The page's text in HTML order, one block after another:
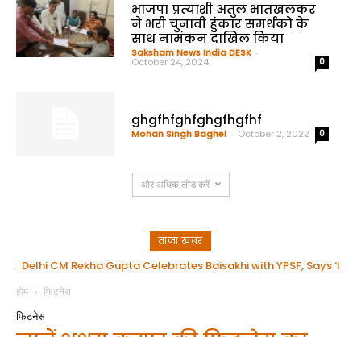
भाजपा प्रत्याशी अतुल भातखलकर
ने भरी चुनावी हुंकार समर्थको के
साथ नामंकन दाखिल किया
Saksham News India DESK -
October 24, 2024 0
ghgfhfghfghgfhgfhf
Mohan Singh Baghel - October 2, 2022 0
और अधिक लोड करें